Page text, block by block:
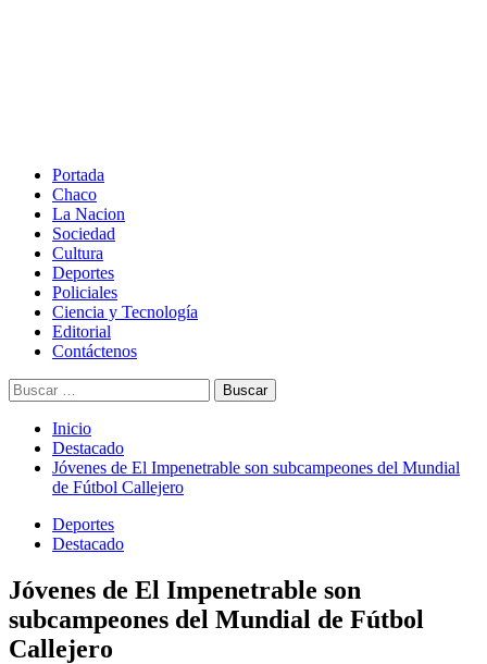
Portada
Chaco
La Nacion
Sociedad
Cultura
Deportes
Policiales
Ciencia y Tecnología
Editorial
Contáctenos
Buscar:
Inicio
Destacado
Jóvenes de El Impenetrable son subcampeones del Mundial
de Fútbol Callejero
Deportes
Destacado
Jóvenes de El Impenetrable son
subcampeones del Mundial de Fútbol
Callejero